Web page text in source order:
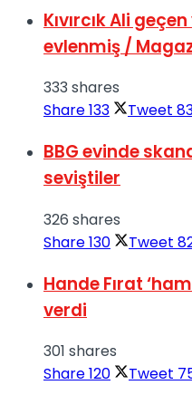
Kıvırcık Ali
evlenmiş /
333 shares
Share133 Tweet
BBG evinde
seviştiler
326 shares
Share130 Tweet
Hande Fırat
verdi
301 shares
Share120 Tweet